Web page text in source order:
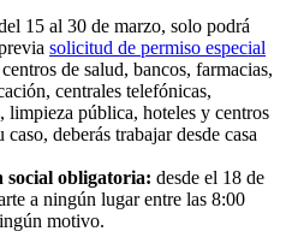
15 al 30 de marzo, solo podrá
solicitud de permiso especial
de salud, bancos, farmacias,
centrales telefónicas,
limpieza pública, hoteles y centros
deberás trabajar desde casa
social obligatoria: desde el 18 de
a ningún lugar entre las 8:00
motivo.